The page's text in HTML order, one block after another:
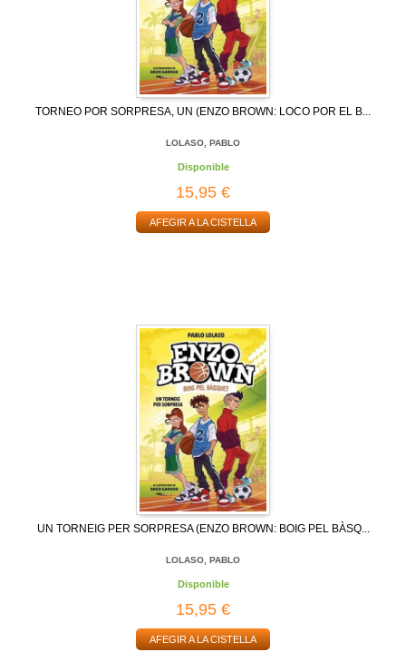
TORNEO POR SORPRESA, UN (ENZO BROWN: LOCO POR EL B...
LOLASO, PABLO
Disponible
15,95 €
AFEGIR A LA CISTELLA
UN TORNEIG PER SORPRESA (ENZO BROWN: BOIG PEL BÀSQ...
LOLASO, PABLO
Disponible
15,95 €
AFEGIR A LA CISTELLA